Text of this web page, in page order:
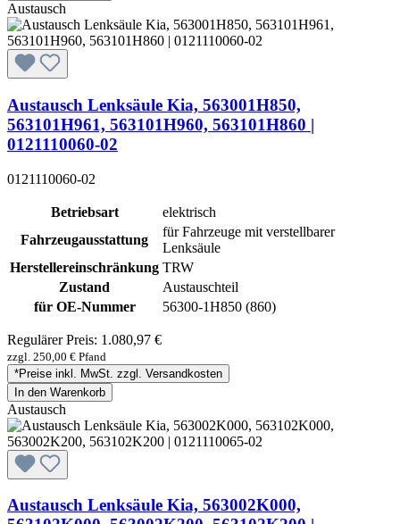
Austausch
Austausch Lenksäule Kia, 563001H850,
563101H961, 563101H960, 563101H860 |
0121110060-02
0121110060-02
Betriebsart
elektrisch
Fahrzeugausstattung
für Fahrzeuge mit verstellbarer
Lenksäule
Herstellereinschränkung TRW
Zustand
Austauschteil
für OE-Nummer
56300-1H850 (860)
Regulärer Preis: 1.080,97 €
zzgl. 250,00 € Pfand
*Preise inkl. MwSt. zzgl. Versandkosten
In den Warenkorb
Austausch
Austausch Lenksäule Kia, 563002K000,